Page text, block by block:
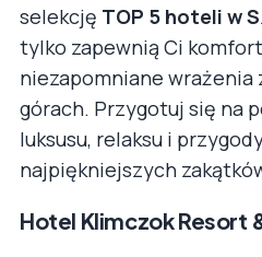
selekcję TOP 5 hoteli w
tylko zapewnią Ci
niezapomniane wrażenia
górach. Przygotuj się na
luksusu, relaksu i
najpiękniejszych
Hotel Klimczok Resort